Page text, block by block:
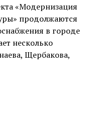
«Модернизация
продолжаются
в городе
несколько
Щербакова,